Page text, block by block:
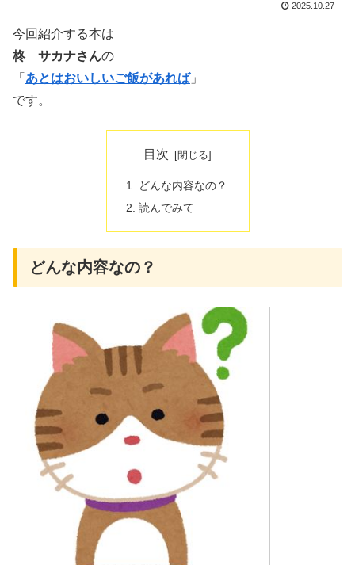
2025.10.27
今回紹介する本は
柊 サカナさんの
「 あとはおいしいご飯があれば」
です。
目次
どんな内容なの？
読んでみて
どんな内容なの？